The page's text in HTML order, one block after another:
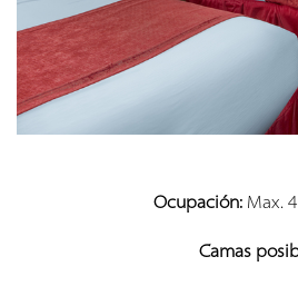
Ocupación:Max.
Camas